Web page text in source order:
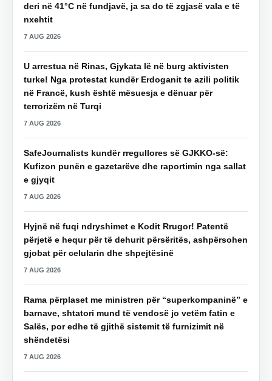
deri në 41°C në fundjavë, ja sa do të zgjasë vala e të
nxehtit
7 AUG 2026
U arrestua në Rinas, Gjykata lë në burg aktivisten
turke! Nga protestat kundër Erdoganit te azili politik
në Francë, kush është mësuesja e dënuar për
terrorizëm në Turqi
7 AUG 2026
SafeJournalists kundër rregullores së GJKKO-së:
Kufizon punën e gazetarëve dhe raportimin nga sallat
e gjyqit
7 AUG 2026
Hyjnë në fuqi ndryshimet e Kodit Rrugor! Patentë
përjetë e hequr për të dehurit përsëritës, ashpërsohen
gjobat për celularin dhe shpejtësinë
7 AUG 2026
Rama përplaset me ministren për “superkompaninë” e
barnave, shtatori mund të vendosë jo vetëm fatin e
Salës, por edhe të gjithë sistemit të furnizimit në
shëndetësi
7 AUG 2026